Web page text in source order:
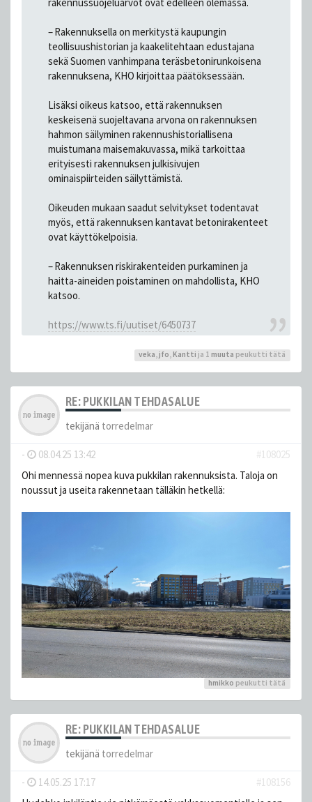
rakennussuojeluarvot ovat edelleen olemassa.
– Rakennuksella on merkitystä kaupungin
teollisuushistorian ja kaakelitehtaan edustajana
sekä Suomen vanhimpana teräsbetonirunkoisena
rakennuksena, KHO kirjoittaa päätöksessään.
Lisäksi oikeus katsoo, että rakennuksen
keskeisenä suojeltavana arvona on rakennuksen
hahmon säilyminen rakennushistoriallisena
muistumana maisemakuvassa, mikä tarkoittaa
erityisesti rakennuksen julkisivujen
ominaispiirteiden säilyttämistä.
Oikeuden mukaan saadut selvitykset todentavat
myös, että rakennuksen kantavat betonirakenteet
ovat käyttökelpoisia.
– Rakennuksen riskirakenteiden purkaminen ja
haitta-aineiden poistaminen on mahdollista, KHO
katsoo.
https://www.ts.fi/uutiset/6450737
veka, jfo, Kantti ja 1 muuta peukutti tätä
RE: PUKKILAN TEHDASALUE
tekijänä torredelmar
- 08.04.25 13:42
#108025
Ohi mennessä nopea kuva pukkilan rakennuksista. Taloja on
noussut ja useita rakennetaan tälläkin hetkellä:
hmikko peukutti tätä
RE: PUKKILAN TEHDASALUE
tekijänä torredelmar
- 14.05.25 17:17
#108156